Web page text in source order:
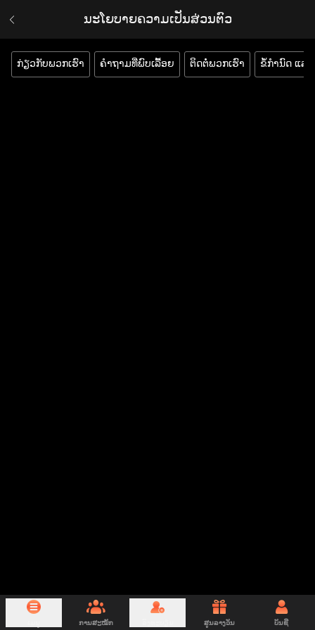
ນະໂຍບາຍຄວາມເປັນສ່ວນຕົວ
ກ່ຽວກັບພວກເຮົາ ຄຳຖາມທີ່ພົບເລື້ອຍ ຕິດຕໍ່ພວກເຮົາ ຂໍ້ກຳນົດ ແລະ
ການສະໝັກ ສູນລາງວັນ ບັນຊີ